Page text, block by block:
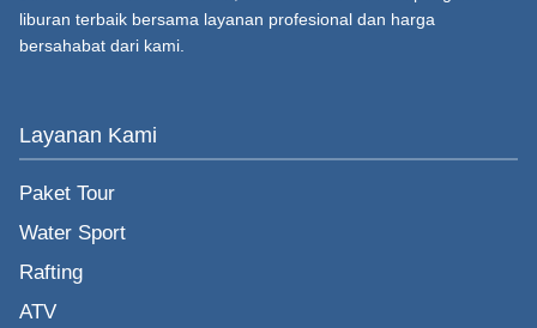
liburan terbaik bersama layanan profesional dan harga
bersahabat dari kami.
Layanan Kami
Paket Tour
Water Sport
Rafting
ATV